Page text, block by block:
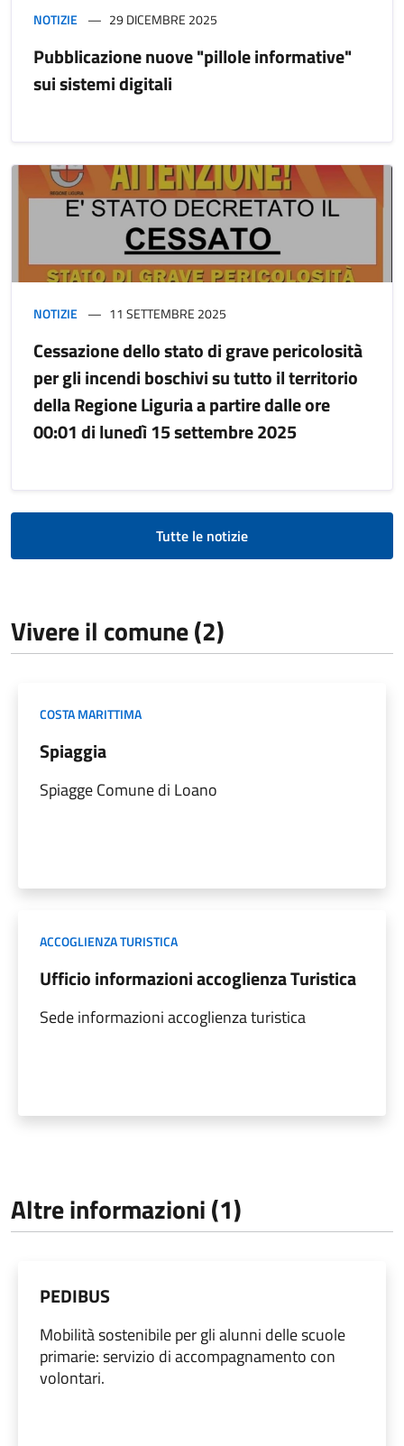
NOTIZIE 29 DICEMBRE 2025
Pubblicazione nuove "pillole informative"
sui sistemi digitali
NOTIZIE 11 SETTEMBRE 2025
Cessazione dello stato di grave pericolosità
per gli incendi boschivi su tutto il territorio
della Regione Liguria a partire dalle ore
00:01 di lunedì 15 settembre 2025
Tutte le notizie
Vivere il comune (2)
COSTA MARITTIMA
Spiaggia
Spiagge Comune di Loano
ACCOGLIENZA TURISTICA
Ufficio informazioni accoglienza Turistica
Sede informazioni accoglienza turistica
Altre informazioni (1)
PEDIBUS
Mobilità sostenibile per gli alunni delle scuole
primarie: servizio di accompagnamento con
volontari.